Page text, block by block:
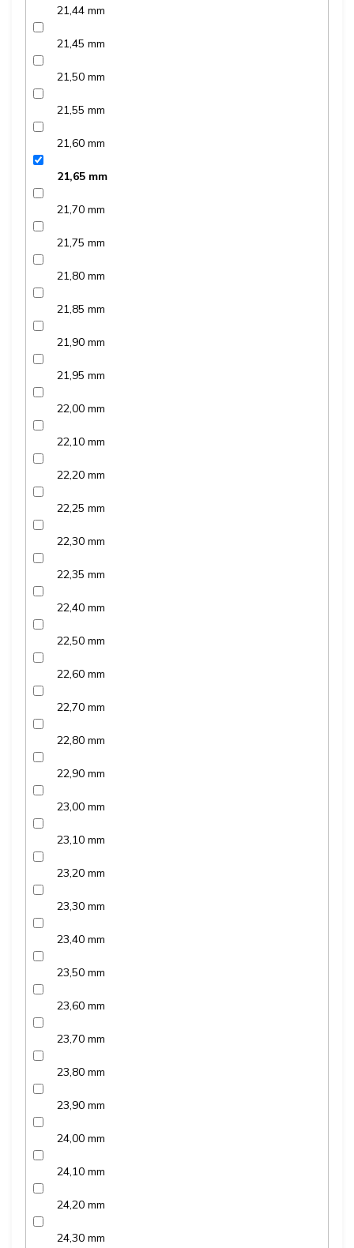
21,44 mm
21,45 mm
21,50 mm
21,55 mm
21,60 mm
21,65 mm
21,70 mm
21,75 mm
21,80 mm
21,85 mm
21,90 mm
21,95 mm
22,00 mm
22,10 mm
22,20 mm
22,25 mm
22,30 mm
22,35 mm
22,40 mm
22,50 mm
22,60 mm
22,70 mm
22,80 mm
22,90 mm
23,00 mm
23,10 mm
23,20 mm
23,30 mm
23,40 mm
23,50 mm
23,60 mm
23,70 mm
23,80 mm
23,90 mm
24,00 mm
24,10 mm
24,20 mm
24,30 mm